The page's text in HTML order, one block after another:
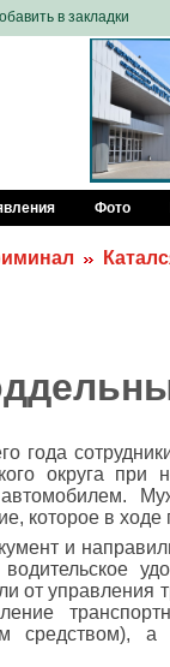
в закладки
Фото
года
округа при
которое в
и
от
средством),